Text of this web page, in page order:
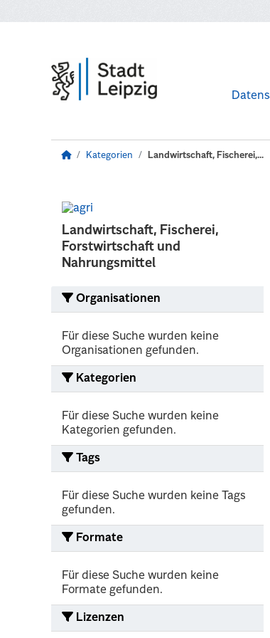
Kategorien Landwirtschaft, Fischerei,...
Landwirtschaft, Fischerei,
Forstwirtschaft und
Nahrungsmittel
Organisationen
Für diese Suche wurden keine
Organisationen gefunden.
Kategorien
Für diese Suche wurden keine
Kategorien gefunden.
Tags
Für diese Suche wurden keine Tags
gefunden.
Formate
Für diese Suche wurden keine
Formate gefunden.
Lizenzen